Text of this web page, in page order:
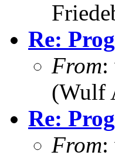
Re:
From:
(Wulf
Re:
From: